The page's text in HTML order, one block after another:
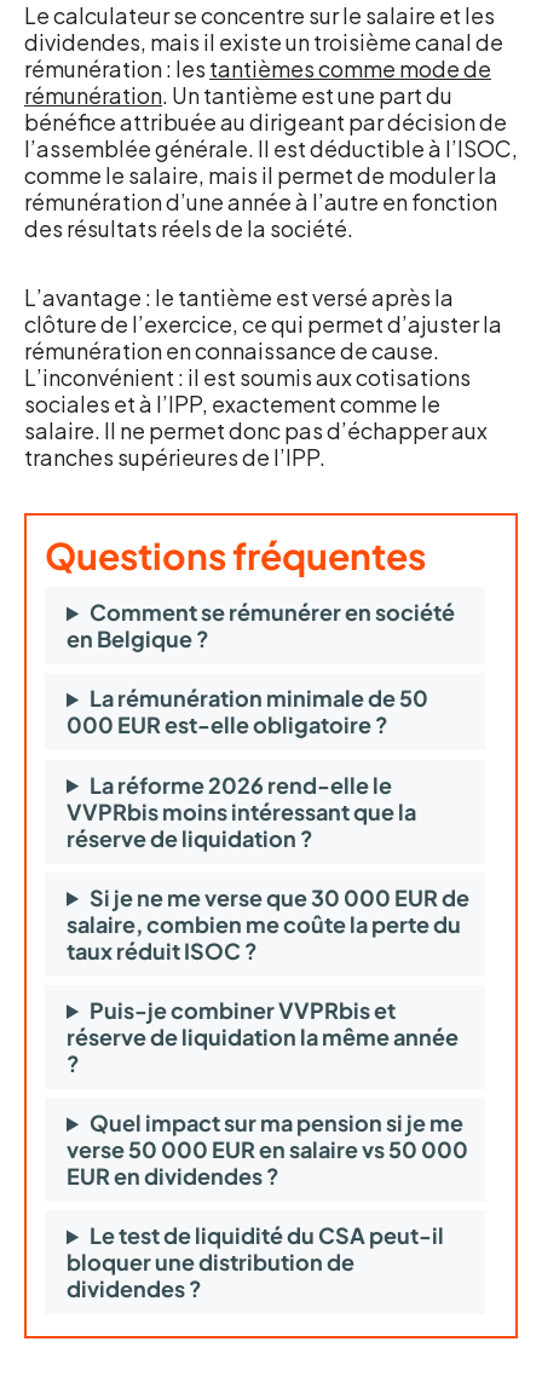
Le calculateur se concentre sur le salaire et les
dividendes, mais il existe un troisième canal de
rémunération : les tantièmes comme mode de
rémunération. Un tantième est une part du
bénéfice attribuée au dirigeant par décision de
l’assemblée générale. Il est déductible à l’ISOC,
comme le salaire, mais il permet de moduler la
rémunération d’une année à l’autre en fonction
des résultats réels de la société.
L’avantage : le tantième est versé après la
clôture de l’exercice, ce qui permet d’ajuster la
rémunération en connaissance de cause.
L’inconvénient : il est soumis aux cotisations
sociales et à l’IPP, exactement comme le
salaire. Il ne permet donc pas d’échapper aux
tranches supérieures de l’IPP.
Questions fréquentes
Comment se rémunérer en société
en Belgique ?
La rémunération minimale de 50
000 EUR est-elle obligatoire ?
La réforme 2026 rend-elle le
VVPRbis moins intéressant que la
réserve de liquidation ?
Si je ne me verse que 30 000 EUR de
salaire, combien me coûte la perte du
taux réduit ISOC ?
Puis-je combiner VVPRbis et
réserve de liquidation la même année
?
Quel impact sur ma pension si je me
verse 50 000 EUR en salaire vs 50 000
EUR en dividendes ?
Le test de liquidité du CSA peut-il
bloquer une distribution de
dividendes ?